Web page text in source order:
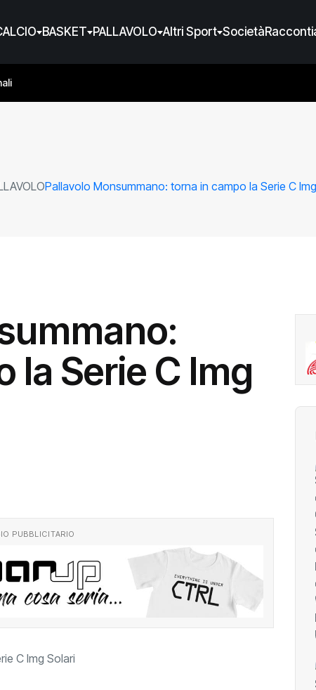
BASKET PALLAVOLO Altri Sport Società
Pallavolo Monsummano: torna in campo la Serie C
la Serie C Img
PUBBLICITARIO